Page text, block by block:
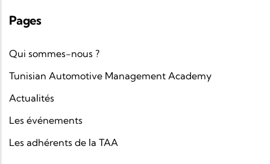
Pages
Qui sommes-nous ?
Tunisian Automotive Management Academy
Actualités
Les événements
Les adhérents de la TAA